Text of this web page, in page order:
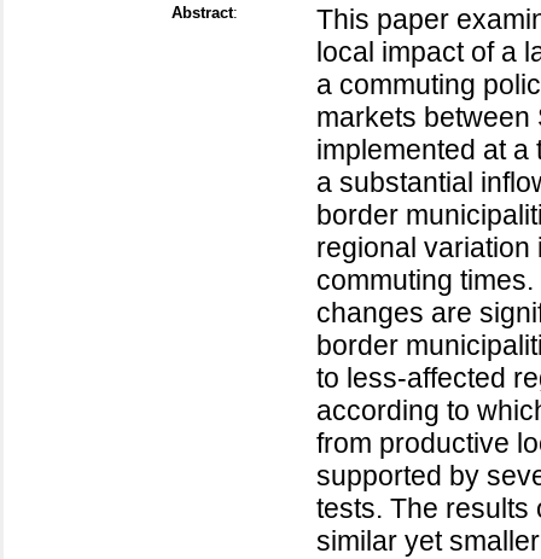
Abstract:
This paper
local impact of a
a commuting
markets between
implemented at a
a substantial
border
regional variation
commuting
changes are
border
to less-affected
according to
from productive
supported by
tests. The results
similar yet